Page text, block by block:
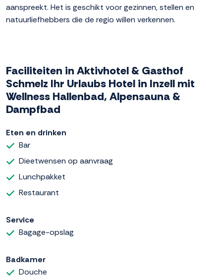
aanspreekt. Het is geschikt voor gezinnen, stellen en
natuurliefhebbers die de regio willen verkennen.
Faciliteiten in Aktivhotel & Gasthof
Schmelz Ihr Urlaubs Hotel in Inzell mit
Wellness Hallenbad, Alpensauna &
Dampfbad
Eten en drinken
Bar
Dieetwensen op aanvraag
Lunchpakket
Restaurant
Service
Bagage-opslag
Badkamer
Douche